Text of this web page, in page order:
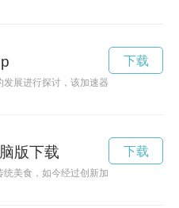
发展进行探讨，该加速器以其独特的创
下载
版下载
统美食，如今经过创新加速器的改良，焕
下载